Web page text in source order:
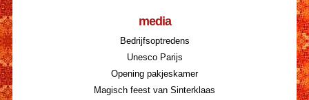
media
Bedrijfsoptredens
Unesco Parijs
Opening pakjeskamer
Magisch feest van Sinterklaas